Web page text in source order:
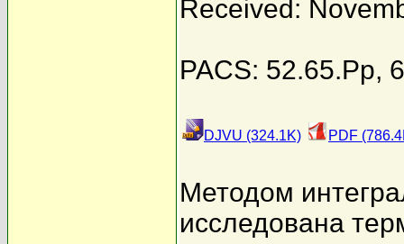
Received:
PACS: 52.65.Pp,
DJVU (324.1K) PDF
Методом
исследована